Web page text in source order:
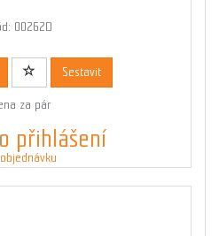
00262D
Sestavit
za pár
přihlášení